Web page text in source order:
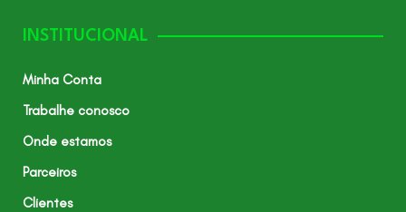
INSTITUCIONAL
Minha Conta
Trabalhe conosco
Onde estamos
Parceiros
Clientes